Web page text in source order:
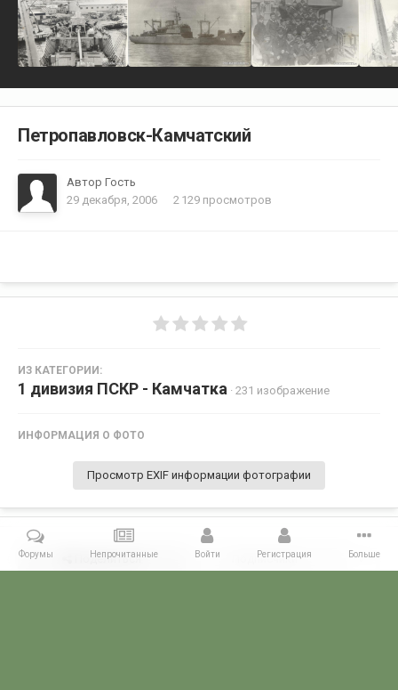
Петропавловск-Камчатский
Автор Гость
29 декабря, 2006
2 129 просмотров
ИЗ КАТЕГОРИИ:
1 дивизия ПСКР - Камчатка · 231 изображение
ИНФОРМАЦИЯ О ФОТО
Просмотр EXIF информации фотографии
Поделиться Подписчики 0
Форумы Непрочитанные Войти Регистрация Больше